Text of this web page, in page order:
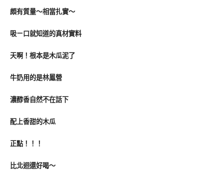
頗有質量～相當扎實～
吸ㄧ口就知道的真材實料
天啊！ 根本是木瓜泥了
牛奶用的是林鳳營
濃醇香自然不在話下
配上香甜的木瓜
正點！！！
比北迴還好喝～